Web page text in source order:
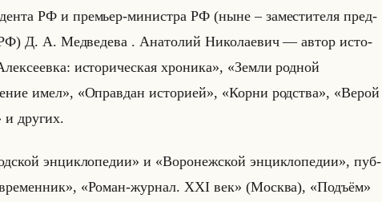
РФ и пре­мьер-ми­ни­стра РФ (ныне – за­ме­сти­те­ля пред­
РФ) Д. А. Мед­ве­де­ва . Ана­то­лий Ни­ко­ла­евич — автор ис­то­
историческая хроника», «Земли родной
имел», «Оправдан историей», «Корни родства», «Верой
дру­гих.
энциклопедии» и «Воронежской энциклопедии», пуб­
«Роман-журнал. XXI век» (Москва), «Подъём»